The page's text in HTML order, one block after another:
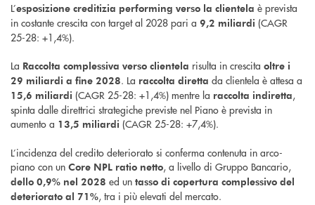
L’esposizione creditizia performing verso la clientela è prevista
in costante crescita con target al 2028 pari a 9,2 miliardi (CAGR
25-28: +1,4%).
La Raccolta complessiva verso clientela risulta in crescita oltre i
29 miliardi a fine 2028. La raccolta diretta da clientela è attesa a
15,6 miliardi (CAGR 25-28: +1,4%) mentre la raccolta indiretta,
spinta dalle direttrici strategiche previste nel Piano è prevista in
aumento a 13,5 miliardi (CAGR 25-28: +7,4%).
L’incidenza del credito deteriorato si conferma contenuta in arco-
piano con un Core NPL ratio netto, a livello di Gruppo Bancario,
dello 0,9% nel 2028 ed un tasso di copertura complessivo del
deteriorato al 71%, tra i più elevati del mercato.